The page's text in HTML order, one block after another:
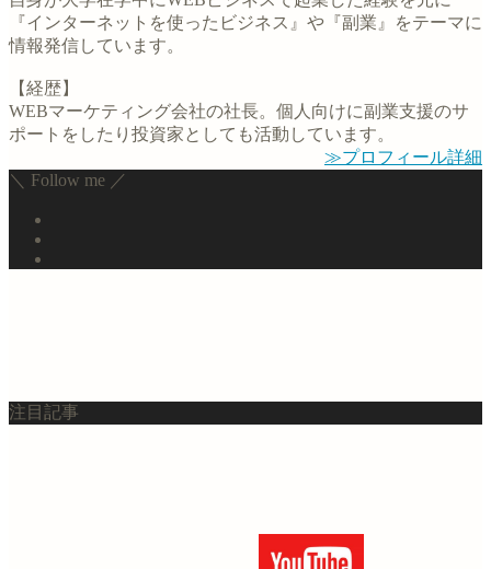
『インターネットを使ったビジネス』や『副業』をテーマに
情報発信しています。
【経歴】
WEBマーケティング会社の社長。個人向けに副業支援のサ
ポートをしたり投資家としても活動しています。
≫プロフィール詳細
＼ Follow me ／
注目記事